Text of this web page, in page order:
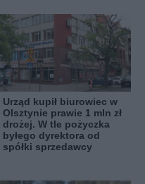
Urząd kupił biurowiec w
Olsztynie prawie 1 mln zł
drożej. W tle pożyczka
byłego dyrektora od
spółki sprzedawcy